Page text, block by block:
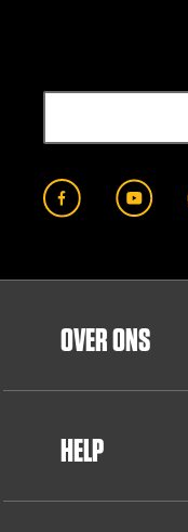
OVER ONS
HELP